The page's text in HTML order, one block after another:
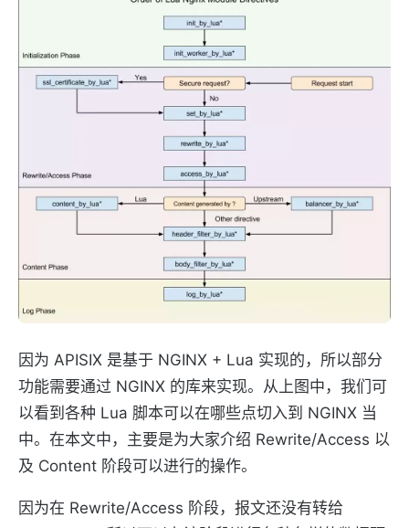
因为 APISIX 是基于 NGINX + Lua 实现的，所以部分
功能需要通过 NGINX 的库来实现。从上图中，我们可
以看到各种 Lua 脚本可以在哪些点切入到 NGINX 当
中。在本文中，主要是为大家介绍 Rewrite/Access 以
及 Content 阶段可以进行的操作。
因为在 Rewrite/Access 阶段，报文还没有转给